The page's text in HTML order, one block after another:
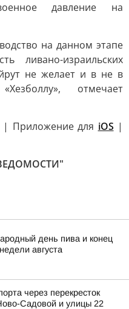
давление на
на данном этапе
ливано-израильских
не желает и в не в
отмечает
| Приложение для iOS |
день пива и конец
августа
через перекресток
Садовой и улицы 22